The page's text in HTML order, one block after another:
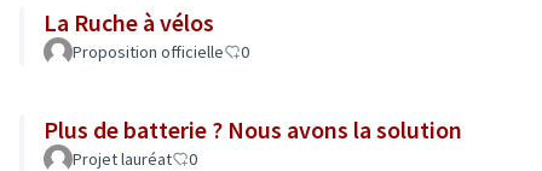
La Ruche à vélos
Proposition officielle 0
Plus de batterie ? Nous avons la solution
Projet lauréat 0